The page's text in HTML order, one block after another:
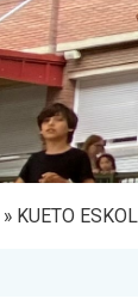
» KUETO